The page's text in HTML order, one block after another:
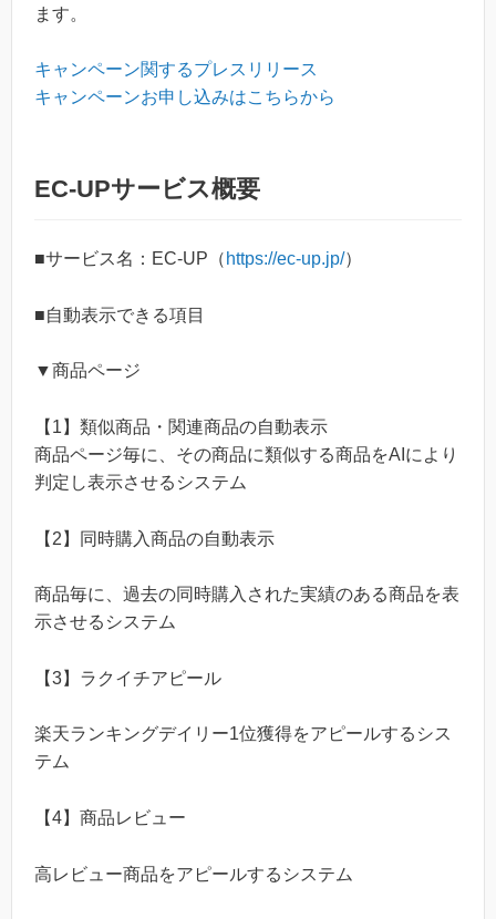
ます。
キャンペーン関するプレスリリース
キャンペーンお申し込みはこちらから
EC-UPサービス概要
■サービス名：EC-UP（ https://ec-up.jp/）
■自動表示できる項目
▼商品ページ
【1】類似商品・関連商品の自動表示
商品ページ毎に、その商品に類似する商品をAIにより
判定し表示させるシステム
【2】同時購入商品の自動表示
商品毎に、過去の同時購入された実績のある商品を表
示させるシステム
【3】ラクイチアピール
楽天ランキングデイリー1位獲得をアピールするシス
テム
【4】商品レビュー
高レビュー商品をアピールするシステム